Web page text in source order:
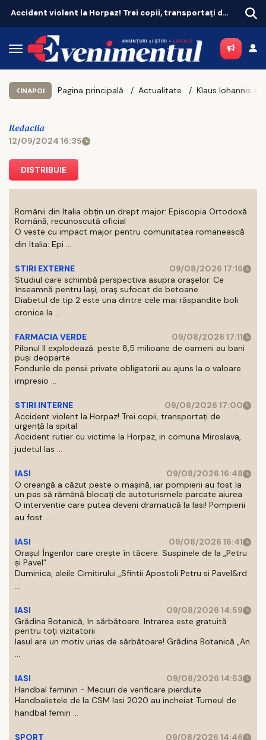
Accident violent la Horpaz! Trei copii, transportați de urgență la spital
INAPOI Pagina principală Actualitate
Redactia
12/09/2024 16:35
DISTRIBUIE
Românii din Italia obțin un drept major: Episcopia Ortodoxă
Română, recunoscută oficial
O veste cu impact major pentru comunitatea romanească
din Italia: Epi ...
STIRI EXTERNE
09/08/2026 17:16
Studiul care schimbă perspectiva asupra orașelor. Ce
înseamnă pentru Iași, oraș sufocat de betoane
Diabetul de tip 2 este una dintre cele mai răspandite boli
cronice la ...
FARMACIA VERDE
09/08/2026 17:11
Pilonul II explodează: peste 8,5 milioane de oameni au bani
puși deoparte
Fondurile de pensii private obligatorii au ajuns la o valoare
impresio ...
STIRI INTERNE
09/08/2026 17:00
Accident violent la Horpaz! Trei copii, transportați de
urgență la spital
Accident rutier cu victime la Horpaz, in comuna Miroslava,
judetul Ias ...
IASI
09/08/2026 16:48
O creangă a căzut peste o mașină, iar pompierii au fost la
un pas să rămână blocați de autoturismele parcate aiurea
O interventie care putea deveni dramatică la Iasi! Pompierii
au fost ...
IASI
09/08/2026 16:41
Orașul Îngerilor care crește în tăcere. Suspinele de la „Petru
și Pavel”
Duminica, aleile Cimitirului „Sfintii Apostoli Petru si Pavel&rd
...
IASI
09/08/2026 14:59
Grădina Botanică, în sărbătoare. Intrarea este gratuită
pentru toți vizitatorii
Iasul are un motiv urias de sărbătoare! Grădina Botanică „An
...
IASI
09/08/2026 14:53
Handbal feminin - Meciuri de verificare pierdute
Handbalistele de la CSM Iasi 2020 au incheiat Turneul de
handbal femin ...
SPORT
09/08/2026 14:46